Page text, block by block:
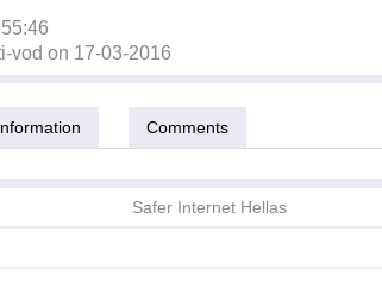
vod on 17-03-2016
Comments
Safer Internet Hellas